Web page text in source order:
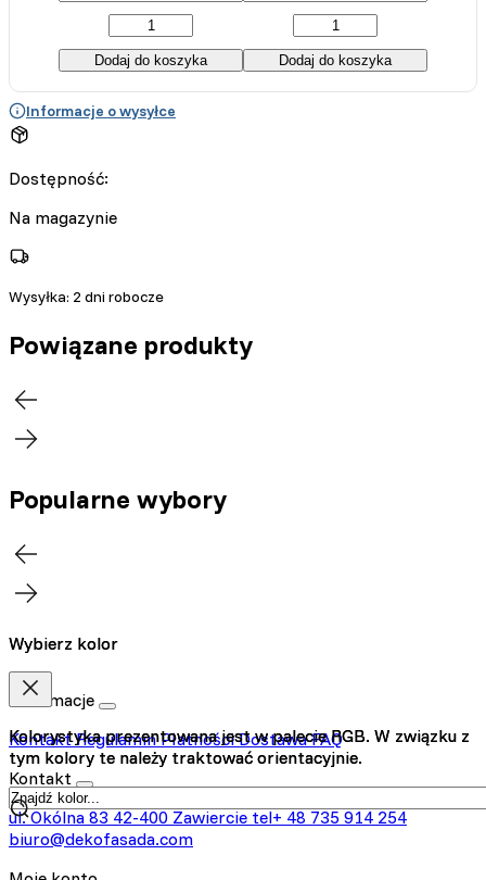
Dodaj do koszyka Dodaj do koszyka
Informacje o wysyłce
Dostępność:
Na magazynie
Wysyłka: 2 dni robocze
Powiązane produkty
Popularne wybory
Wybierz kolor
Kolorystyka prezentowana jest w palecie RGB. W związku z
tym kolory te należy traktować orientacyjnie.
Wybierz kolor
Kolorystyka prezentowana jest w palecie RGB. W związku z
tym kolory te należy traktować orientacyjnie.
Informacje
KontaktRegulaminPłatnościDostawaFAQ
Kontakt
ul. Okólna 8342-400 Zawiercietel+ 48 735 914 254
biuro@dekofasada.com